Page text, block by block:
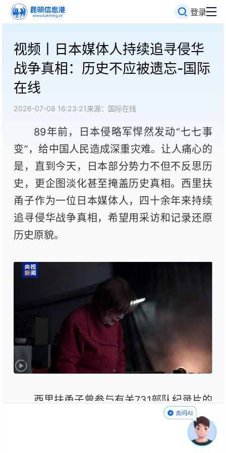
登录
视频丨日本媒体人持续追寻侵华
战争真相：历史不应被遗忘-国际
在线
2026-07-08 16:23:21来源：国际在线
89年前，日本侵略军悍然发动“七七事
变”，给中国人民造成深重灾难。让人痛心的
是，直到今天，日本部分势力不但不反思历
史，更企图淡化甚至掩盖历史真相。西里扶
甬子作为一位日本媒体人，四十余年来持续
追寻侵华战争真相，希望用采访和记录还原
历史原貌。
西里扶甬子曾参与有关731部队纪录片的
采访工作，数十年来持续关注731部队、细菌
战以及日军侵华战争历史。为了还原历史真